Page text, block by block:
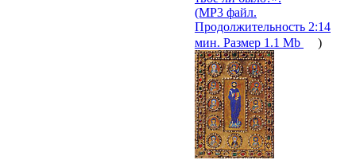
(MP3 файл.
Продолжительность 2:14
мин. Размер 1.1 Mb
)